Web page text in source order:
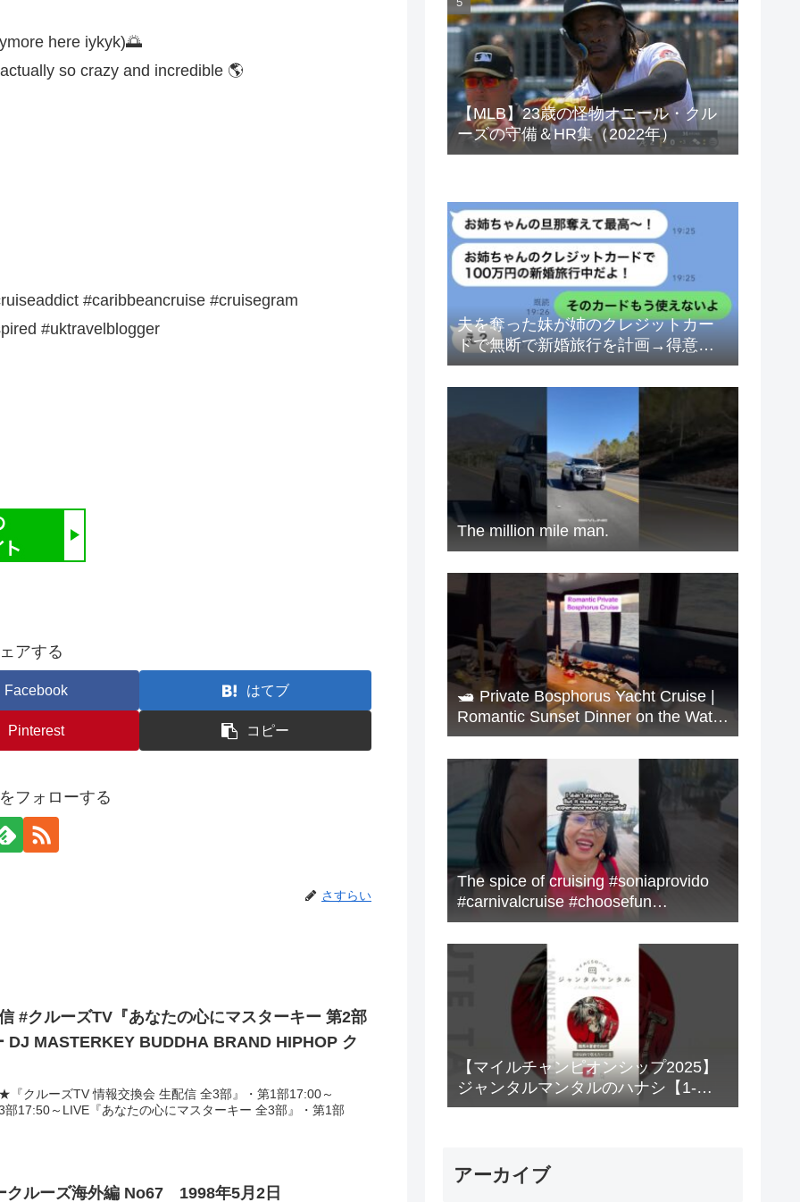
here iykyk)🌅
so crazy and incredible 🌎
#caribbeancruise #cruisegram
#uktravelblogger
アする
Facebook はてブ
Pinterest コピー
フォローする
さすらい
#クルーズTV『あなたの心にマスターキー 第2部
DJ MASTERKEY BUDDHA BRAND HIPHOP ク
クルーズTV 情報交換会 生配信 全3部』・第1部17:00～
17:50～LIVE『あなたの心にマスターキー 全3部』・第1部
クルーズ海外編 No67 1998年5月2日
ベトナムドン イラクディナール
【MLB】23歳の怪物オニール・クル
ーズの守備＆HR集（2022年）
夫を奪った妹が姉のクレジットカー
ドで無断で新婚旅行を計画→得意げ
な妹に「カードは解約したから」と
伝えた時の反応が…ｗ
The million mile man.
🛥️ Private Bosphorus Yacht Cruise |
Romantic Sunset Dinner on the Water
🇹🇷✨
The spice of cruising #soniaprovido
#carnivalcruise #choosefun
#adventure #cruise #fun
【マイルチャンピオンシップ2025】
ジャンタルマンタルのハナシ【1-
MINUTE】#競馬
アーカイブ